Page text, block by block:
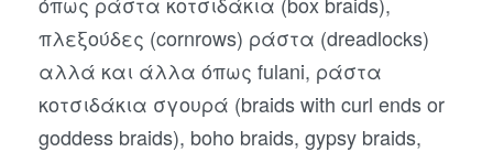
πλεξούδες (cornrows) ράστα (dreadlocks)
αλλά και άλλα όπως fulani, ράστα
κοτσιδάκια σγουρά (braids with curl ends or
goddess braids), boho braids, gypsy braids,